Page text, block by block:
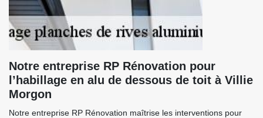
Notre entreprise RP Rénovation pour
l’habillage en alu de dessous de toit à Villie
Morgon
Notre entreprise RP Rénovation maîtrise les interventions pour